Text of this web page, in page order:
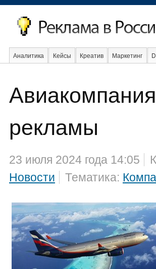
Аналитика Кейсы Креатив Маркетинг
Образование
рекламы
23 июля 2024 года 14:05
Новости
Тематика: